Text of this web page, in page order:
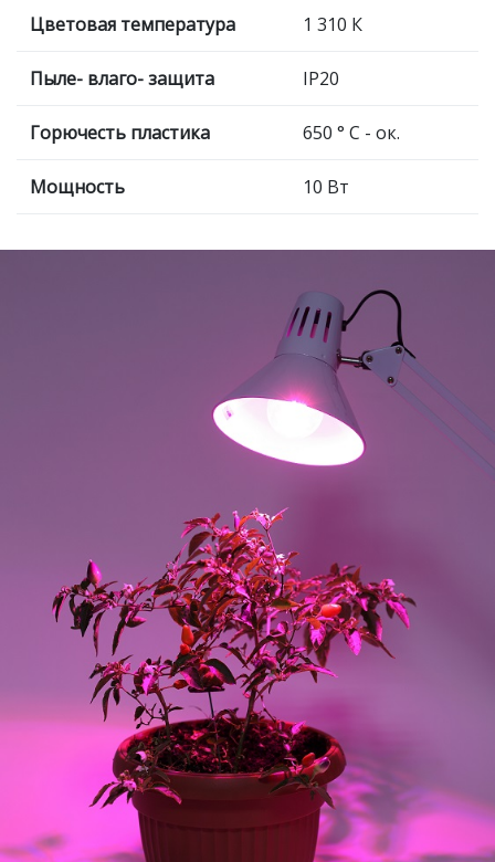
Цветовая температура 1 310 К
Пыле- влаго- защита IP20
Горючесть пластика 650 ° С - ок.
Мощность 10 Вт